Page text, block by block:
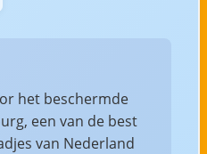
het beschermde
een van de best
van Nederland